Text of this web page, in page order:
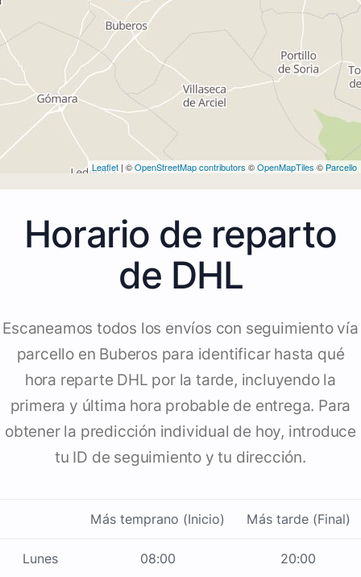
Leaflet | ©OpenStreetMap contributors ©OpenMapTiles © Parcello
Horario de reparto
de DHL
Escaneamos todos los envíos con seguimiento vía
parcello en Buberos para identificar hasta qué
hora reparte DHL por la tarde, incluyendo la
primera y última hora probable de entrega. Para
obtener la predicción individual de hoy, introduce
tu ID de seguimiento y tu dirección.
Más temprano (Inicio) Más tarde (Final)
Lunes 08:00 20:00